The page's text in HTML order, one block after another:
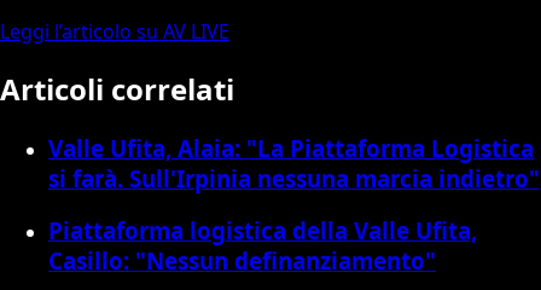
Leggi l’articolo su AV LIVE
Articoli correlati
Valle Ufita, Alaia: "La Piattaforma Logistica
si farà. Sull'Irpinia nessuna marcia indietro"
Piattaforma logistica della Valle Ufita,
Casillo: "Nessun definanziamento"